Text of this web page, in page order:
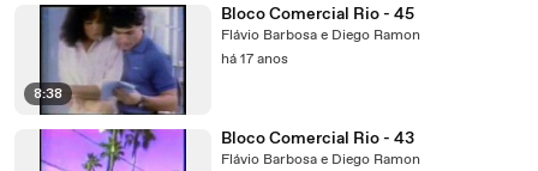
8:38
Bloco Comercial Rio - 45
Flávio Barbosa e Diego Ramon
há 17 anos
Bloco Comercial Rio - 43
Flávio Barbosa e Diego Ramon